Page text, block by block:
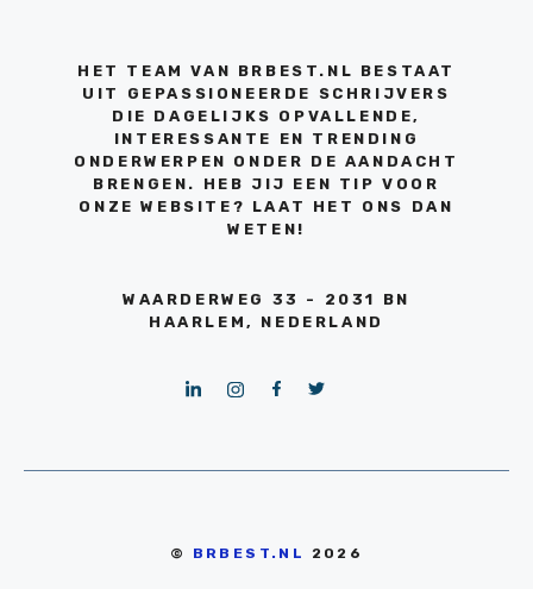
HET TEAM VAN BRBEST.NL BESTAAT
UIT GEPASSIONEERDE SCHRIJVERS
DIE DAGELIJKS OPVALLENDE,
INTERESSANTE EN TRENDING
ONDERWERPEN ONDER DE AANDACHT
BRENGEN. HEB JIJ EEN TIP VOOR
ONZE WEBSITE? LAAT HET ONS DAN
WETEN!
WAARDERWEG 33 - 2031 BN
HAARLEM, NEDERLAND
© BRBEST.NL 2026